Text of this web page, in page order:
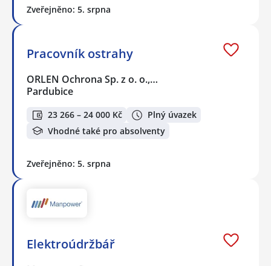
Zveřejněno: 5. srpna
Pracovník ostrahy
ORLEN Ochrona Sp. z o. o.,…
Pardubice
23 266 – 24 000 Kč
Plný úvazek
Vhodné také pro absolventy
Zveřejněno: 5. srpna
Elektroúdržbář